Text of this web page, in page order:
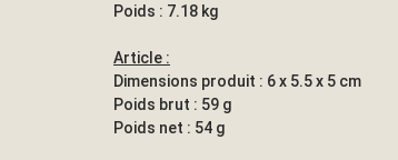
Poids : 7.18 kg
Article :
Dimensions produit : 6 x 5.5 x 5 cm
Poids brut : 59 g
Poids net : 54 g